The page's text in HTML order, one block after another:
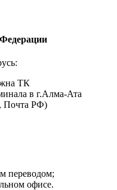
ТК
в г.Алма-Ата
Почта РФ)
переводом;
офисе.